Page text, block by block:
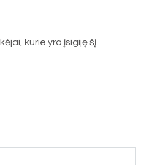
kurie yra įsigiję šį